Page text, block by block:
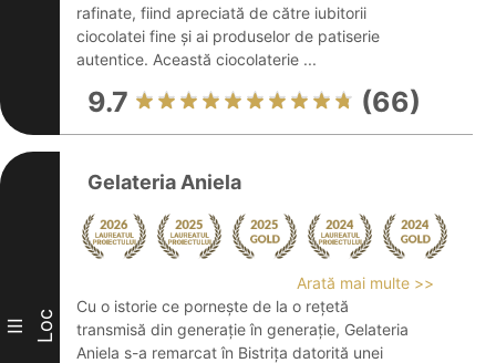
rafinate, fiind apreciată de către iubitorii
ciocolatei fine și ai produselor de patiserie
autentice. Această ciocolaterie ...
9.7 (66)
III Loc
Gelateria Aniela
Arată mai multe >>
Cu o istorie ce pornește de la o rețetă
transmisă din generație în generație, Gelateria
Aniela s-a remarcat în Bistrița datorită unei